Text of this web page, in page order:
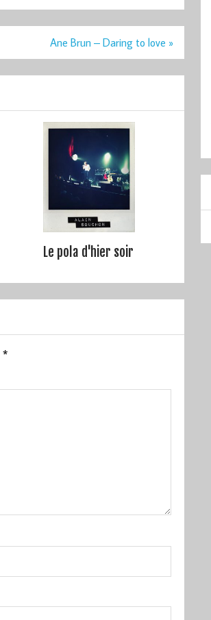
Ane Brun – Daring to love »
Le pola d'hier soir
*